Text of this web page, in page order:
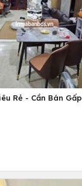
Rẻ - Cần Bán Gấp